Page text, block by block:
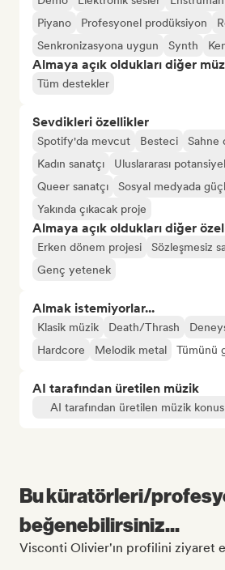
Piyano
Profesyonel prodüksiyon
Senkronizasyona uygun
Synth
Almaya açık oldukları diğer
Tüm destekler
Sevdikleri özellikler
Spotify'da mevcut Besteci
Sahne
Kadın sanatçı
Uluslararası potansiyel
Queer sanatçı
Sosyal medyada
Yakında çıkacak proje
Almaya açık oldukları diğer
Erken dönem projesi
Sözleşmesiz
Genç yetenek
Almak istemiyorlar...
Klasik müzik Death/Thrash
Hardcore
Melodik metal Tümünü
AI tarafından üretilen müzik
AI tarafından üretilen müzik
Bu küratörleri/
beğenebilirsiniz...
Visconti Olivier'ın profilini ziyaret